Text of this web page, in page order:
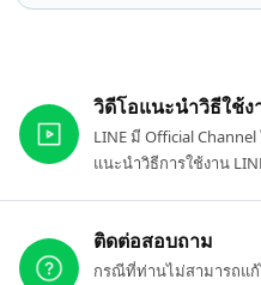
วิดีโอแนะนำวิธีใช้ง
LINE มี Official
แนะนำวิธีการใช้งาน
ติดต่อสอบถาม
กรณีที่ท่านไม่สามารถแ